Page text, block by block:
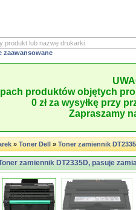
zaawansowane
produktów objętych
0 zł za wysyłkę przy
Zapraszamy
»Toner Dell»Toner zamiennik
zamiennik DT2335D, pasuje